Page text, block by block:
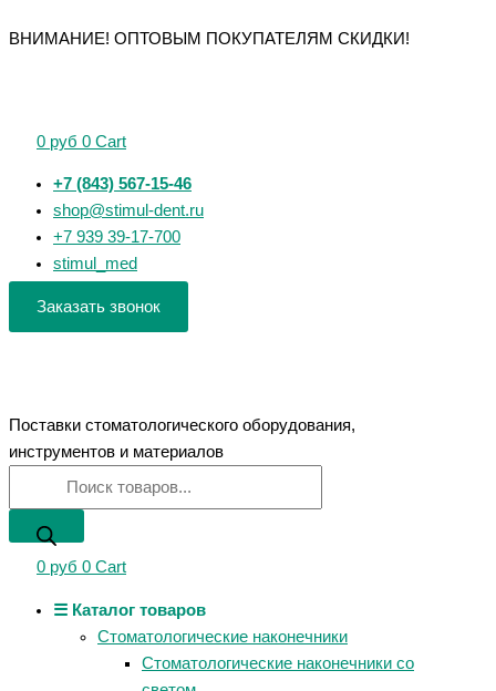
к
ВНИМАНИЕ! ОПТОВЫМ ПОКУПАТЕЛЯМ СКИДКИ!
0 руб 0 Cart
+7 (843) 567-15-46
shop@stimul-dent.ru
+7 939 39-17-700
stimul_med
Заказать звонок
Поставки стоматологического оборудования,
инструментов и материалов
товаров
0 руб 0 Cart
☰ Каталог товаров
Стоматологические наконечники
Стоматологические наконечники со
товаров
товара
и
хирургии
товара
товара
товара
товара